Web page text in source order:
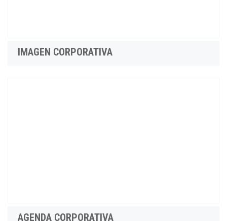
IMAGEN CORPORATIVA
AGENDA CORPORATIVA